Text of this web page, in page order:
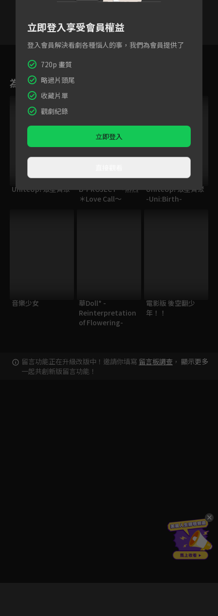
為您推薦
UniteUp! 眾星齊聚
B-PROJECT 〜熱烈
＊Love Call〜
UniteUp! 眾星齊聚
-Uni:Birth-
音樂少女
華Doll* -
Reinterpretation
of Flowering-
電影版 後空翻少
年！！
留言功能正在升級改版中！邀請你填寫 留言板調查 ，
一起共創新版留言功能！
顯示更多
立即登入享受會員權益
登入會員解決看劇各種惱人的事，我們為會員提供了
720p 畫質
略過片頭尾
收藏片單
觀劇紀錄
立即登入